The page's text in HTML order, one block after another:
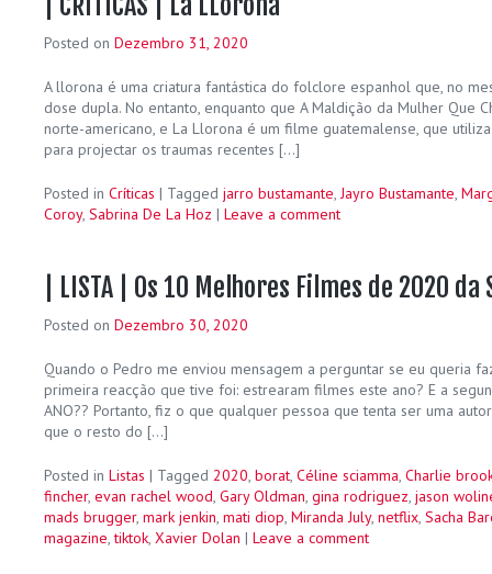
Posted on Dezembro 31, 2020
A llorona é uma criatura fantástica do folclore espanhol que, no
dose dupla. No entanto, enquanto que A Maldição da Mulher Que
norte-americano, e La Llorona é um filme guatemalense, que
para projectar os traumas recentes […]
Posted in Críticas | Tagged jarro bustamante,Jayro Bustamante,
Coroy, Sabrina De La Hoz | Leave a comment
| LISTA | Os 10 Melhores Filmes de 2020 da
Posted on Dezembro 30, 2020
Quando o Pedro me enviou mensagem a perguntar se eu queria
primeira reacção que tive foi: estrearam filmes este ano? E a
ANO?? Portanto, fiz o que qualquer pessoa que tenta ser uma
que o resto do […]
Posted in Listas | Tagged 2020, borat, Céline sciamma, Charlie
fincher, evan rachel wood, Gary Oldman, gina rodriguez, jason
mads brugger, mark jenkin, mati diop, Miranda July, netflix, Sacha
magazine,tiktok, Xavier Dolan | Leave a comment